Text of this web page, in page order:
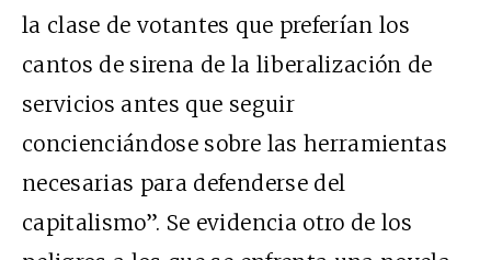
la clase de votantes que preferían los
cantos de sirena de la liberalización de
servicios antes que seguir
concienciándose sobre las herramientas
necesarias para defenderse del
capitalismo”. Se evidencia otro de los